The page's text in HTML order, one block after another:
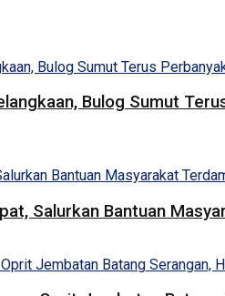
Bulog Sumut
Salurkan Bantuan